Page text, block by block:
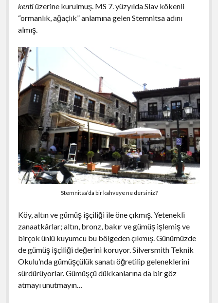
kentiüzerine kurulmuş. MS 7. yüzyılda Slav kökenli
“ormanlık, ağaçlık” anlamına gelen Stemnitsa adını
almış.
Stemnitsa’da bir kahveye ne dersiniz?
Köy, altın ve gümüş işçiliği ile öne çıkmış. Yetenekli
zanaatkârlar; altın, bronz, bakır ve gümüş işlemiş ve
birçok ünlü kuyumcu bu bölgeden çıkmış. Günümüzde
de gümüş işçiliği değerini koruyor. Silversmith Teknik
Okulu’nda gümüşçülük sanatı öğretilip geleneklerini
sürdürüyorlar. Gümüşçü dükkanlarına da bir göz
atmayı unutmayın…